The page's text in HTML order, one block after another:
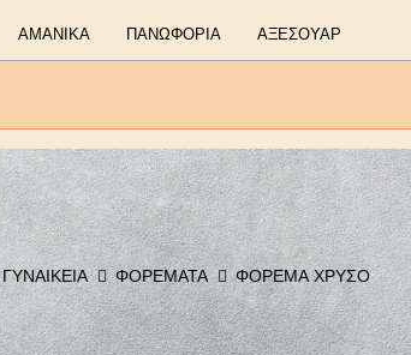
ΑΜΑΝΙΚΑ ΠΑΝΩΦΟΡΙΑ ΑΞΕΣΟΥΑΡ
ΓΥΝΑΙΚΕΊΑ ΦΟΡΕΜΑΤΑ ΦΟΡΕΜΑ ΧΡΥΣΟ